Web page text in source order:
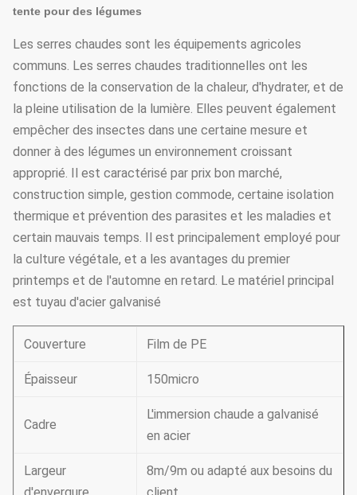
tente pour des légumes
Les serres chaudes sont les équipements agricoles
communs. Les serres chaudes traditionnelles ont les
fonctions de la conservation de la chaleur, d'hydrater, et de
la pleine utilisation de la lumière. Elles peuvent également
empêcher des insectes dans une certaine mesure et
donner à des légumes un environnement croissant
approprié. Il est caractérisé par prix bon marché,
construction simple, gestion commode, certaine isolation
thermique et prévention des parasites et les maladies et
certain mauvais temps. Il est principalement employé pour
la culture végétale, et a les avantages du premier
printemps et de l'automne en retard. Le matériel principal
est tuyau d'acier galvanisé
Couverture Film de PE
Épaisseur 150micro
Cadre
L'immersion chaude a galvanisé
en acier
Largeur
8m/9m ou adapté aux besoins du